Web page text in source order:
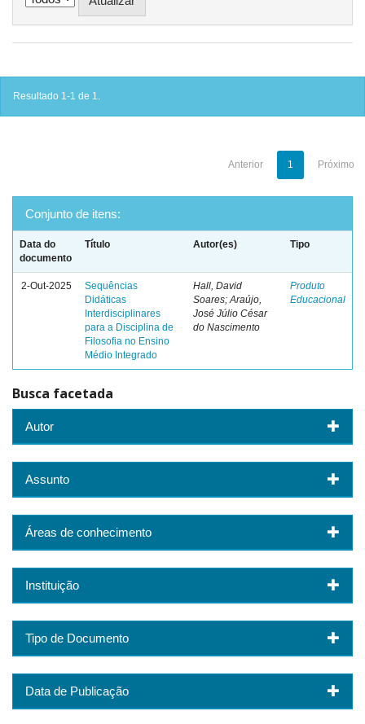
Resultado 1-1 de 1.
Anterior 1 Próximo
Conjunto de itens:
Data do
documento
Título Autor(es) Tipo
2-Out-2025
Sequências
Didáticas
Interdisciplinares
para a Disciplina de
Filosofia no Ensino
Médio Integrado
Hall, David
Soares; Araújo,
José Júlio César
do Nascimento
Produto
Educacional
Busca facetada
Autor
Assunto
Áreas de conhecimento
Instituição
Tipo de Documento
Data de Publicação